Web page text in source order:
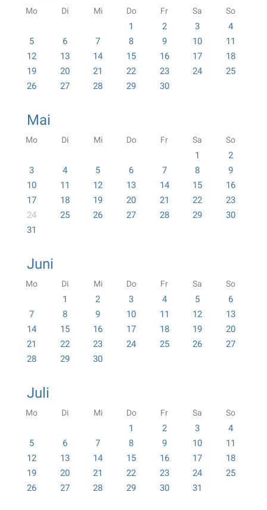
Mo Di Mi Do Fr Sa So
1 2 3
4
5
6 7 8 9 10
11
12
13 14 15 16 17
18
19
20 21 22 23 24
25
26
27 28 29 30
Mai
Mo Di Mi Do Fr Sa So
1
2
3
4 5 6 7 8
9
10
11 12 13 14 15
16
17
18 19 20 21 22
23
24
25 26 27 28 29
30
31
Juni
Mo Di Mi Do Fr Sa So
1 2 3 4 5
6
7
8 9 10 11 12
13
14
15 16 17 18 19
20
21
22 23 24 25 26
27
28
29 30
Juli
Mo Di Mi Do Fr Sa So
1 2 3
4
5
6 7 8 9 10
11
12
13 14 15 16 17
18
19
20 21 22 23 24
25
26
27 28 29 30 31